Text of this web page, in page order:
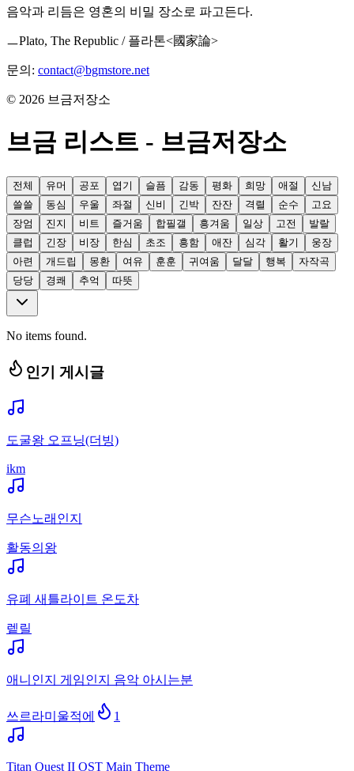
음악과 리듬은 영혼의 비밀 장소로 파고든다.
ㅡPlato, The Republic / 플라톤<國家論>
문의: contact@bgmstore.net
© 2026 브금저장소
브금 리스트 - 브금저장소
전체 유머 공포 엽기 슬픔 감동 평화 희망 애절
신남
쓸쓸
동심 우울 좌절 신비 긴박 잔잔 격렬 순수
고요
장엄
진지 비트 즐거움 합필갤 흥겨움 일상 고전
발랄
클럽
긴장 비장 한심 초조 흥함 애잔 심각 활기
웅장
아련
개드립 몽환 여유 훈훈 귀여움 달달 행복
자작곡
당당
경쾌 추억 따뜻
No items found.
인기 게시글
도굴왕 오프닝(더빙)
ikm
무슨노래인지
활동의왕
유폐 새틀라이트 온도차
렡릴
애니인지 게임인지 음악 아시는분
쓰르라미울적에 1
Titan Quest II OST Main Theme